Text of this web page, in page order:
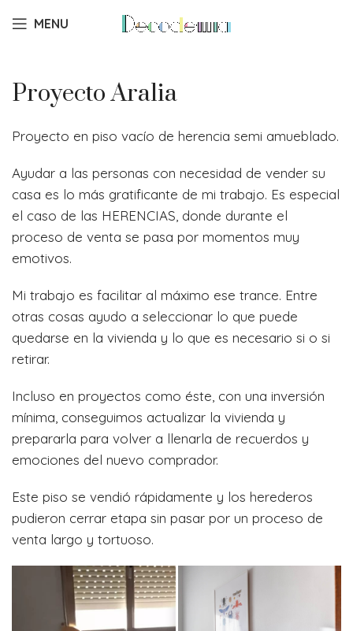
MENU
Proyecto Aralia
Proyecto en piso vacío de herencia semi amueblado.
Ayudar a las personas con necesidad de vender su
casa es lo más gratificante de mi trabajo. Es especial
el caso de las HERENCIAS, donde durante el
proceso de venta se pasa por momentos muy
emotivos.
Mi trabajo es facilitar al máximo ese trance. Entre
otras cosas ayudo a seleccionar lo que puede
quedarse en la vivienda y lo que es necesario si o si
retirar.
Incluso en proyectos como éste, con una inversión
mínima, conseguimos actualizar la vivienda y
prepararla para volver a llenarla de recuerdos y
emociones del nuevo comprador.
Este piso se vendió rápidamente y los herederos
pudieron cerrar etapa sin pasar por un proceso de
venta largo y tortuoso.